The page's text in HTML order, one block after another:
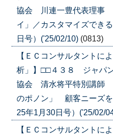
協会 川連一豊代表理事
イ」／カスタマイズでき
日号）('25/02/10) (0813)
【ＥＣコンサルタントに
析」】□□４３８ ジャパ
協会 清水将平特別講師
のポノン」 顧客ニーズ
25年1月30日号）('25/02/
【ＥＣコンサルタントに